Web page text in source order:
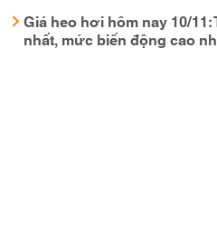
Giá heo hơi hôm nay 10/
nhất, mức biến động cao